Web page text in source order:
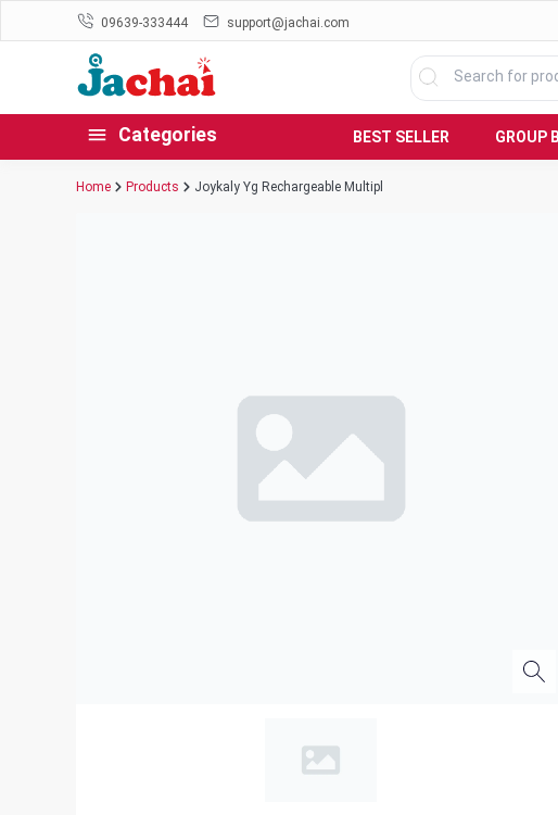
09639-333444 support@jachai.com
Categories BEST SELLER GROUP
Home Products Joykaly Yg Rechargeable Multipl